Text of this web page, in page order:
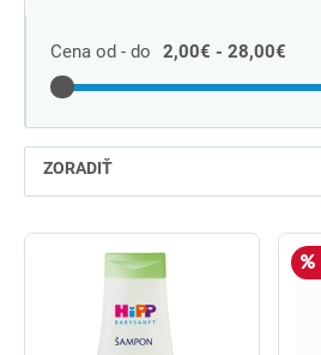
Cena od - do 2,00€ - 28,00€
ZORADIŤ
najdrahšie